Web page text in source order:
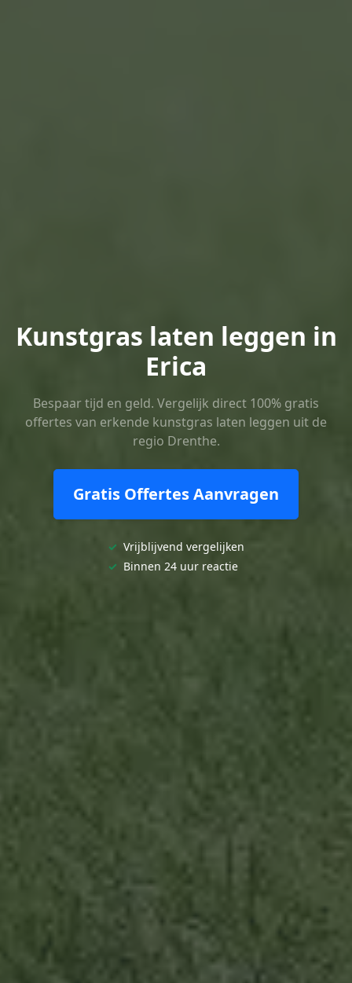
Kunstgras laten leggen in
Erica
Bespaar tijd en geld. Vergelijk direct 100% gratis
offertes van erkende kunstgras laten leggen uit de
regio Drenthe.
Gratis Offertes Aanvragen
✓ Vrijblijvend vergelijken
✓ Binnen 24 uur reactie